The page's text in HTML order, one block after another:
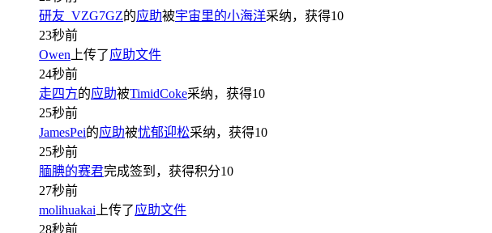
研友_VZG7GZ的应助被宇宙里的小海洋采纳，获得10
23秒前
Owen 上传了应助文件
24秒前
走四方的应助被TimidCoke采纳，获得10
25秒前
JamesPei的应助被忧郁迎松采纳，获得10
25秒前
腼腆的赛君完成签到，获得积分10
27秒前
molihuakai 上传了应助文件
28秒前